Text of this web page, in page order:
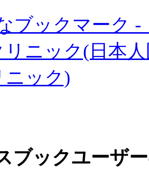
ブックユーザ